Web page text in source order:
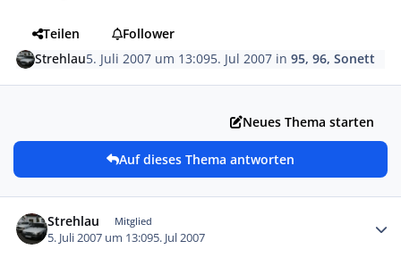
Teilen
Follower
Strehlau5. Juli 2007 um 13:095. Jul 2007 in95, 96, Sonett
Neues Thema starten
Auf dieses Thema antworten
Strehlau Mitglied
5. Juli 2007 um 13:095. Jul 2007